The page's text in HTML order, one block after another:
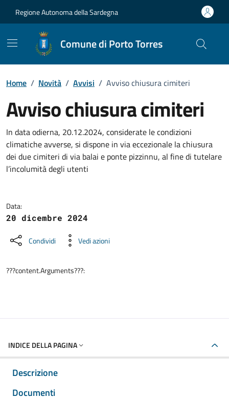
Regione Autonoma della Sardegna
Comune di Porto Torres
Home / Novità / Avvisi / Avviso chiusura cimiteri
Avviso chiusura cimiteri
Dettagli della notizia
In data odierna, 20.12.2024, considerate le condizioni
climatiche avverse, si dispone in via eccezionale la chiusura
dei due cimiteri di via balai e ponte pizzinnu, al fine di tutelare
l’incolumità degli utenti
Data:
20 dicembre 2024
Condividi Vedi azioni
???content.Arguments???:
INDICE DELLA PAGINA
Descrizione
Documenti